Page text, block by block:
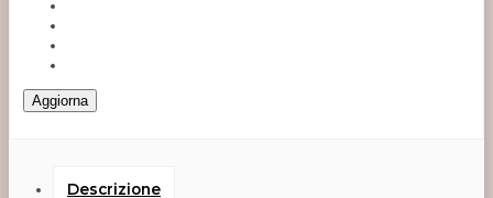
Descrizione